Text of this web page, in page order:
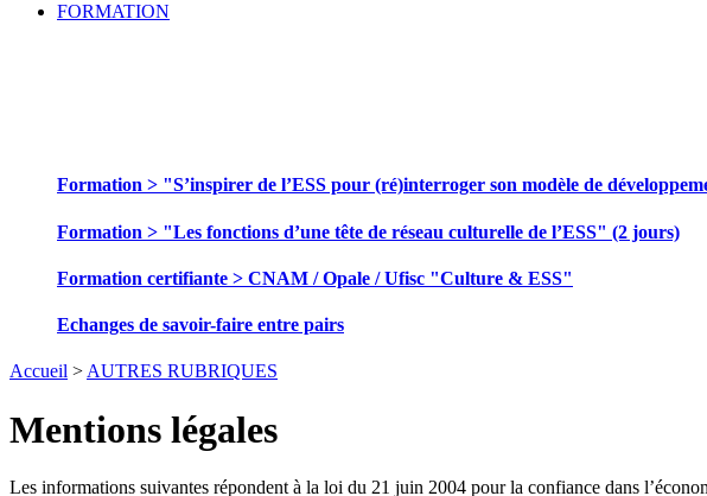
FORMATION
Formation > "S’inspirer de l’ESS pour (ré)interroger son modèle de
Formation > "Les fonctions d’une tête de réseau culturelle de l’ESS" (2 jours)
Formation certifiante > CNAM / Opale / Ufisc "Culture & ESS"
Echanges de savoir-faire entre pairs
Accueil >AUTRES RUBRIQUES
Mentions légales
Les informations suivantes répondent à la loi du 21 juin 2004 pour la confiance dans